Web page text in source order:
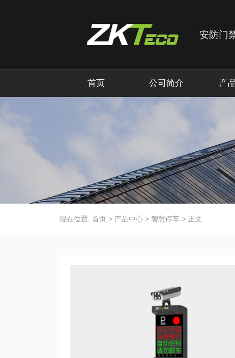
首页 公司简介 产
现在位置: 首页 > 产品中心 > 智慧停车 > 正文